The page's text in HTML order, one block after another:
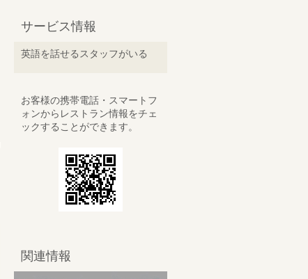
サービス情報
英語を話せるスタッフがいる
お客様の携帯電話・スマートフ
ォンからレストラン情報をチェ
ックすることができます。
関連情報